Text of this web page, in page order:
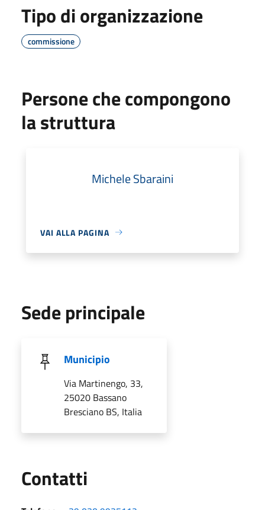
Tipo di organizzazione
commissione
Persone che compongono
la struttura
Michele Sbaraini
VAI ALLA PAGINA
Sede principale
Municipio
Via Martinengo, 33,
25020 Bassano
Bresciano BS, Italia
Contatti